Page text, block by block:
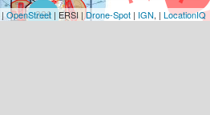
221
| OpenStreet | ERSI | Drone-Spot | IGN, | LocationIQ